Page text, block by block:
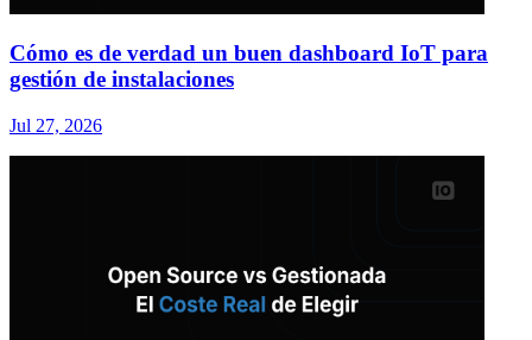
Cómo es de verdad un buen dashboard IoT para
gestión de instalaciones
Jul 27, 2026